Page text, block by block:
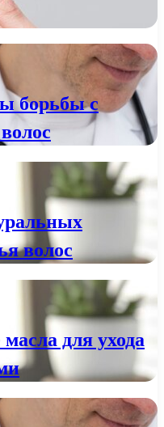
борьбы с
волос
для ухода